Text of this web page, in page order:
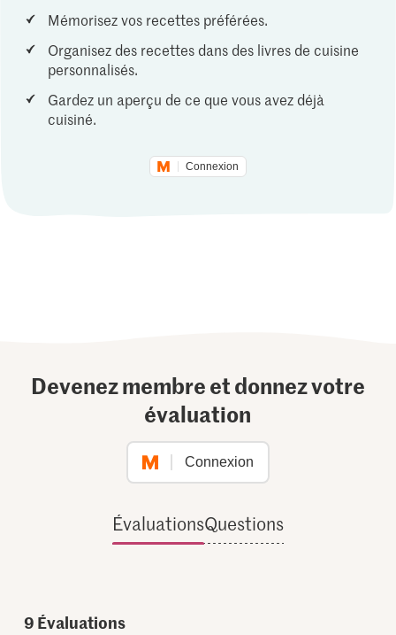
Mémorisez vos recettes préférées.
Organisez des recettes dans des livres de cuisine
personnalisés.
Gardez un aperçu de ce que vous avez déjà
cuisiné.
Connexion
Devenez membre et donnez votre
évaluation
Connexion
ÉvaluationsQuestions
9 Évaluations